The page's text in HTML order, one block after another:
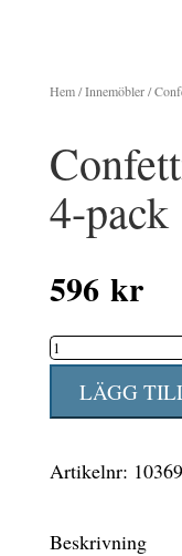
Hem/Innemöbler/
4-pack
596 kr
Confetti
galge
Svart
mängd
LÄGG
Artikelnr:
Beskrivning